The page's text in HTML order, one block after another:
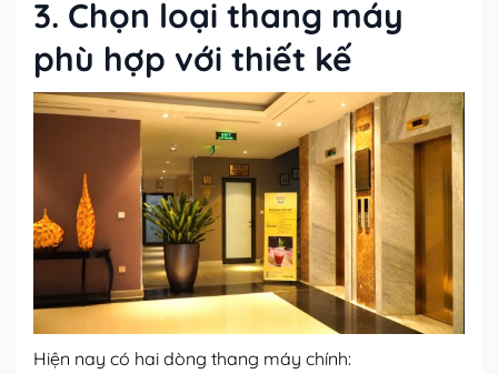
3. Chọn loại thang máy
phù hợp với thiết kế
Hiện nay có hai dòng thang máy chính: